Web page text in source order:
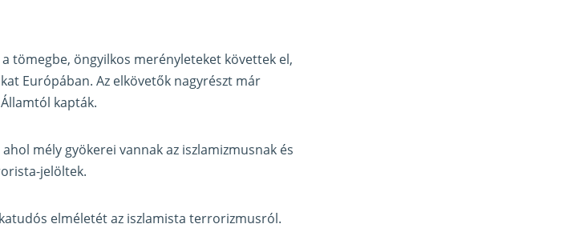
tömegbe, öngyilkos merényleteket követtek el,
Európában. Az elkövetők nagyrészt már
kapták.
mély gyökerei vannak az iszlamizmusnak és
jelöltek.
elméletét az iszlamista terrorizmusról.